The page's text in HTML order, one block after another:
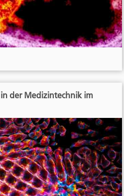
der Medizintechnik im